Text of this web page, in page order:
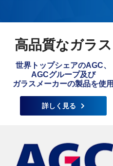
高品質なガラス
世界トップシェアのAGC、
AGCグループ及び
ガラスメーカーの製品を使用
詳しく見る